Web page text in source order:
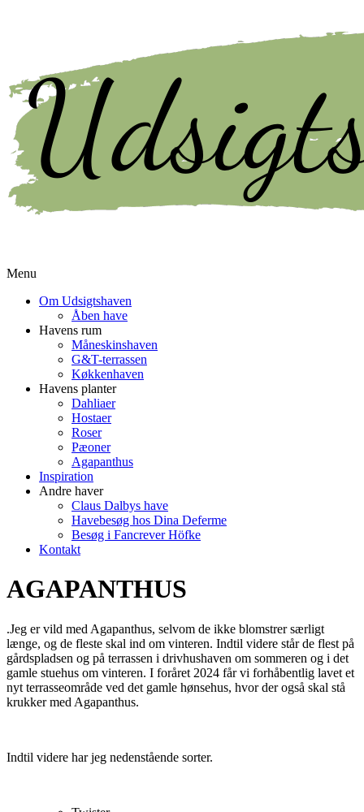
Menu
Om Udsigtshaven
Åben have
Havens rum
Måneskinshaven
G&T-terrassen
Køkkenhaven
Havens planter
Dahliaer
Hostaer
Roser
Pæoner
Agapanthus
Inspiration
Andre haver
Claus Dalbys have
Havebesøg hos Dina Deferme
Besøg i Fancrever Höfke
Kontakt
AGAPANTHUS
.Jeg er vild med Agapanthus, selvom de ikke blomstrer særligt
længe, og de fleste skal ind om vinteren. Indtil videre står de flest på
gårdspladsen og på terrassen i drivhushaven om sommeren og i det
gamle stuehus om vinteren. I foråret 2024 får vi forhåbentlig lavet et
nyt terrasseområde ved det gamle hønsehus, hvor der også skal stå
krukker med Agapanthus.
Indtil videre har jeg nedenstående sorter.